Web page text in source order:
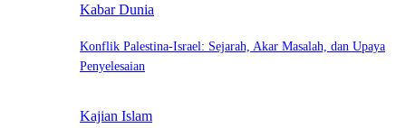
Kabar Dunia
Konflik Palestina-Israel: Sejarah, Akar Masalah, dan Upaya
Penyelesaian
Kajian Islam